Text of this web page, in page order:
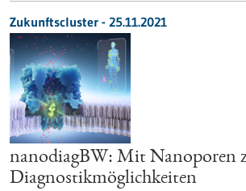
Zukunftscluster - 25.11.2021
nanodiagBW: Mit Nanoporen
Diagnostikmöglichkeiten